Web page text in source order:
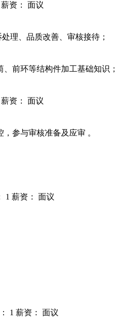
薪资： 面议
理、品质改善、审核接待；
前环等结构件加工基础知识；
薪资： 面议
参与审核准备及应审 。
1 薪资： 面议
1 薪资： 面议